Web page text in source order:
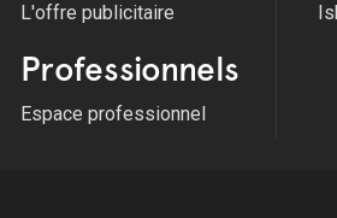
L'offre publicitaire
Professionnels
Espace professionnel